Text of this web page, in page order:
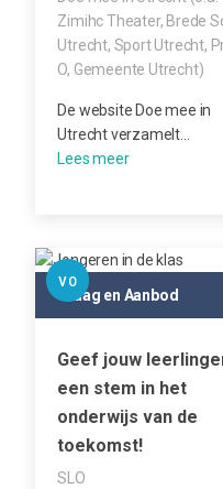
Zimihc Theater, Brede
Utrecht, Sport Utrecht,
O, Gemeente Utrecht)
De website Doe mee in
Utrecht verzamelt…
VO
Vraag en Aanbod
Geef jouw
een stem in het
onderwijs van de
toekomst!
SLO